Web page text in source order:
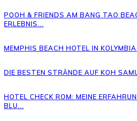
POOH & FRIENDS AM BANG TAO
ERLEBNIS...
MEMPHIS BEACH HOTEL IN
DIE BESTEN STRÄNDE AUF KOH
HOTEL CHECK ROM: MEINE
BLU...